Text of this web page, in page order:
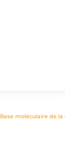
Base moléculaire de